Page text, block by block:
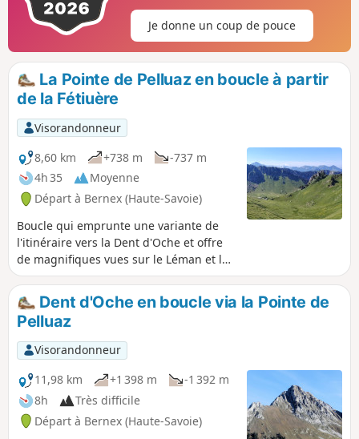
Je donne un coup de pouce
La Pointe de Pelluaz en boucle à partir
de la Fétiuère
Visorandonneur
8,60 km
+738 m
-737 m
4h 35
Moyenne
Départ à Bernex (Haute-Savoie)
Boucle qui emprunte une variante de
l'itinéraire vers la Dent d'Oche et offre
de magnifiques vues sur le Léman et les
sommets environnants.
Dent d'Oche en boucle via la Pointe de
Pelluaz
Visorandonneur
11,98 km
+1 398 m
-1 392 m
8h
Très difficile
Départ à Bernex (Haute-Savoie)